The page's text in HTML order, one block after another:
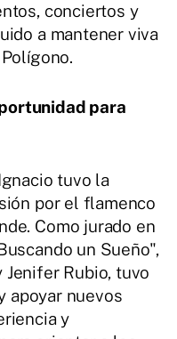
conciertos y
a mantener viva
para
tuvo la
por el flamenco
Como jurado en
un Sueño",
Jenifer Rubio, tuvo
apoyar nuevos
y